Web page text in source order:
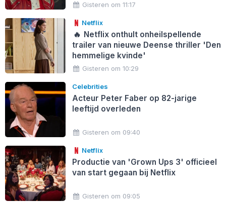
Gisteren om 11:17
Netflix
🔥 Netflix onthult onheilspellende
trailer van nieuwe Deense thriller 'Den
hemmelige kvinde'
Gisteren om 10:29
Celebrities
Acteur Peter Faber op 82-jarige
leeftijd overleden
Gisteren om 09:40
Netflix
Productie van 'Grown Ups 3' officieel
van start gegaan bij Netflix
Gisteren om 09:05